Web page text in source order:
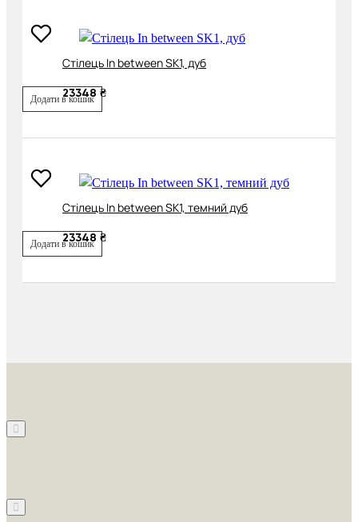
Cтілець In between SK1, дуб
23348 ₴
Додати в кошик
Cтілець In between SK1, темний дуб
23348 ₴
Додати в кошик